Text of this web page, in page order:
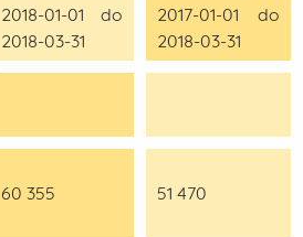
2018-01-01 do
2018-03-31
2017-01-01 do
2018-03-31
60 355 51 470